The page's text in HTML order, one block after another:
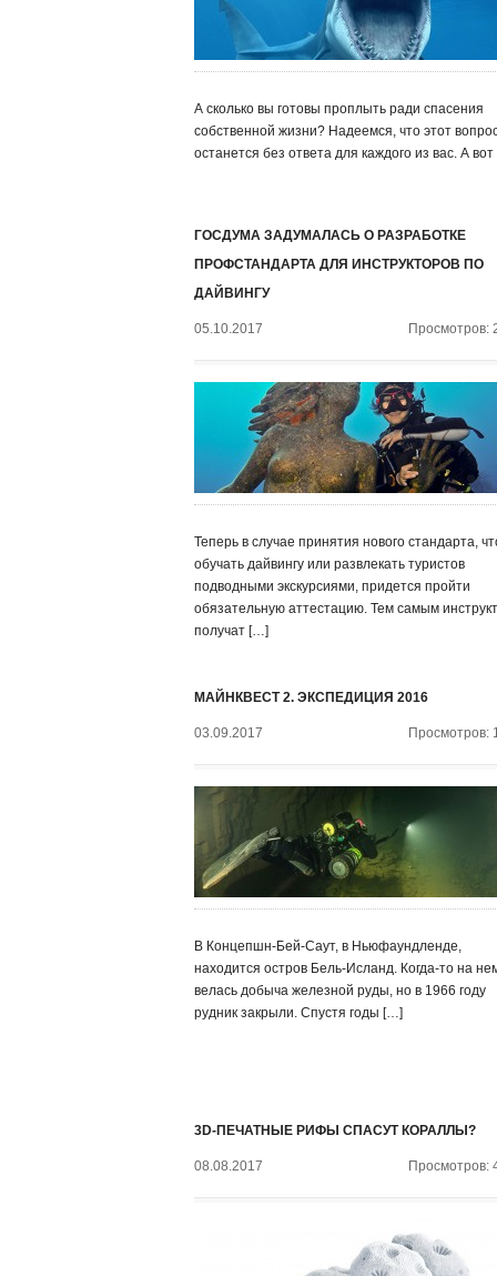
А сколько вы готовы проплыть ради спасения
собственной жизни? Надеемся, что этот
останется без ответа для каждого из вас. А
ГОСДУМА ЗАДУМАЛАСЬ О РАЗРАБОТКЕ
ПРОФСТАНДАРТА ДЛЯ ИНСТРУКТОРОВ ПО
ДАЙВИНГУ
05.10.2017 Просмотров:
Теперь в случае принятия нового стандарта,
обучать дайвингу или развлекать туристов
подводными экскурсиями, придется пройти
обязательную аттестацию. Тем самым
получат […]
МАЙНКВЕСТ 2. ЭКСПЕДИЦИЯ 2016
03.09.2017 Просмотров:
В Концепшн-Бей-Саут, в Ньюфаундленде,
находится остров Бель-Исланд. Когда-то на
велась добыча железной руды, но в 1966 году
рудник закрыли. Спустя годы […]
3D-ПЕЧАТНЫЕ РИФЫ СПАСУТ КОРАЛЛЫ?
08.08.2017 Просмотров: